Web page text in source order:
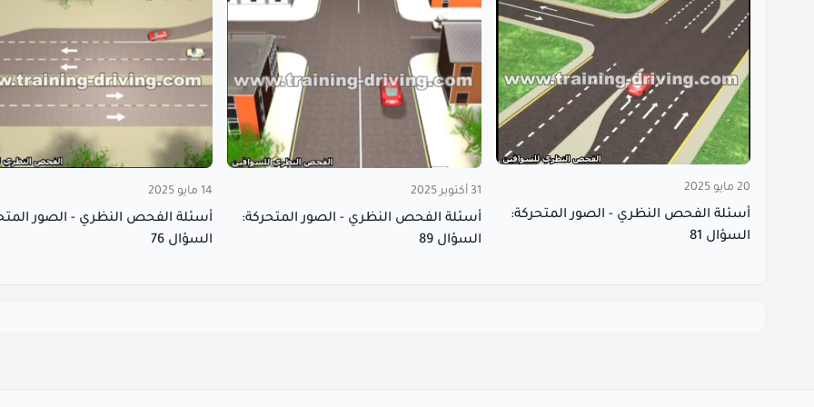
20 مايو 2025
أسئلة الفحص النظري - الصور المتحركة:
السؤال 81
31 أكتوبر 2025
أسئلة الفحص النظري - الصور المتحركة:
السؤال 89
14 مايو 2025
أسئلة الفحص النظري - الصور
السؤال 76